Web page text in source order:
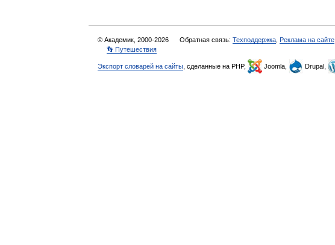
© Академик, 2000-2026 Обратная связь: Техподдержка Реклама на сайте
👣 Путешествия
Экспорт словарей на сайты , сделанные на PHP, Joomla, Drupal,